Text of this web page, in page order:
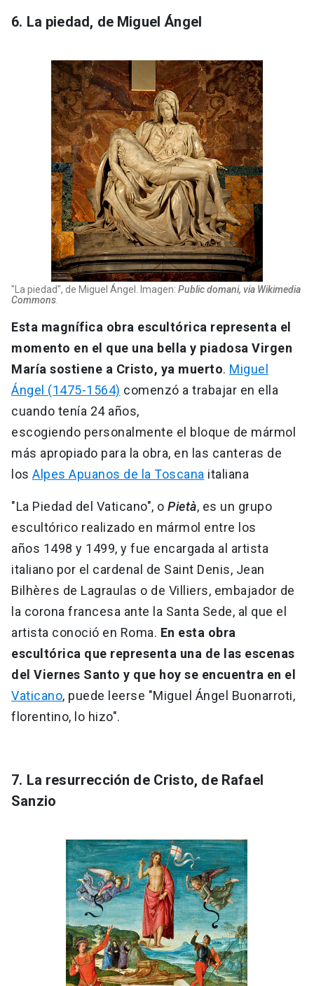
6. La piedad, de Miguel Ángel
"La piedad", de Miguel Ángel. Imagen: Public domani, via Wikimedia
Commons
Esta magnífica obra escultórica representa el
momento en el que una bella y piadosa Virgen
María sostiene a Cristo, ya muerto. Miguel
Ángel (1475-1564) comenzó a trabajar en ella
cuando tenía 24 años,
escogiendo personalmente el bloque de mármol
más apropiado para la obra, en las canteras de
los Alpes Apuanos de la Toscana italiana
"La Piedad del Vaticano", o Pietà, es un grupo
escultórico realizado en mármol entre los
años 1498 y 1499, y fue encargada al artista
italiano por el cardenal de Saint Denis, Jean
Bilhères de Lagraulas o de Villiers, embajador de
la corona francesa ante la Santa Sede, al que el
artista conoció en Roma. En esta obra
escultórica que representa una de las escenas
del Viernes Santo y que hoy se encuentra en el
Vaticano, puede leerse "Miguel Ángel Buonarroti,
florentino, lo hizo".
7. La resurrección de Cristo, de Rafael
Sanzio